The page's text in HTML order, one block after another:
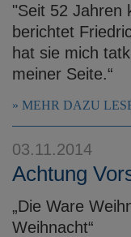
"Seit 52 Jahren
berichtet
hat sie mich
meiner Seite.“
MEHR DAZU
03.11.2014
Achtung
„Die Ware
Weihnacht“